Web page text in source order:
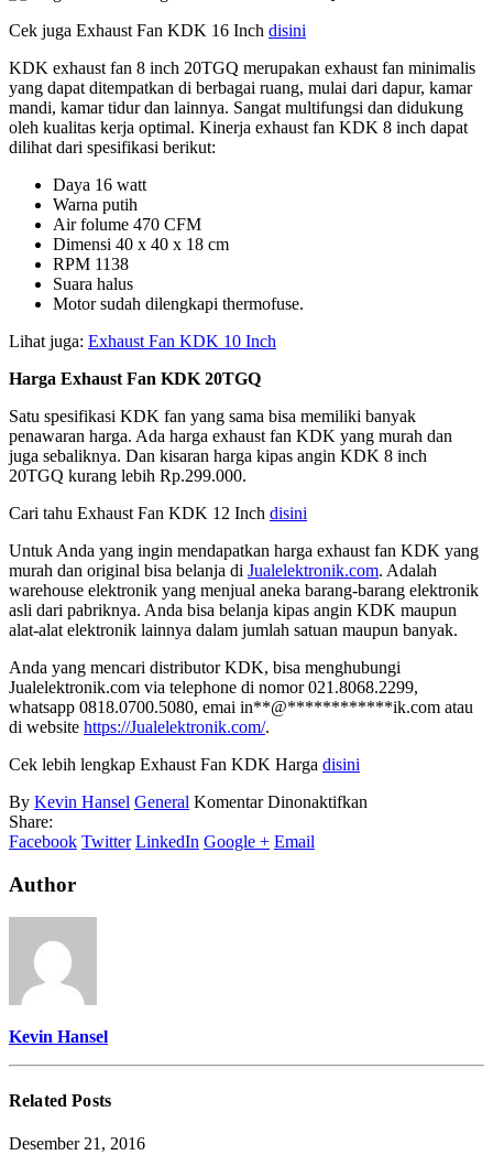
Cek juga Exhaust Fan KDK 16 Inch disini
KDK exhaust fan 8 inch 20TGQ merupakan exhaust fan minimalis
yang dapat ditempatkan di berbagai ruang, mulai dari dapur, kamar
mandi, kamar tidur dan lainnya. Sangat multifungsi dan didukung
oleh kualitas kerja optimal. Kinerja exhaust fan KDK 8 inch dapat
dilihat dari spesifikasi berikut:
Daya 16 watt
Warna putih
Air folume 470 CFM
Dimensi 40 x 40 x 18 cm
RPM 1138
Suara halus
Motor sudah dilengkapi thermofuse.
Lihat juga: Exhaust Fan KDK 10 Inch
Harga Exhaust Fan KDK 20TGQ
Satu spesifikasi KDK fan yang sama bisa memiliki banyak
penawaran harga. Ada harga exhaust fan KDK yang murah dan
juga sebaliknya. Dan kisaran harga kipas angin KDK 8 inch
20TGQ kurang lebih Rp.299.000.
Cari tahu Exhaust Fan KDK 12 Inch disini
Untuk Anda yang ingin mendapatkan harga exhaust fan KDK yang
murah dan original bisa belanja di Jualelektronik.com. Adalah
warehouse elektronik yang menjual aneka barang-barang elektronik
asli dari pabriknya. Anda bisa belanja kipas angin KDK maupun
alat-alat elektronik lainnya dalam jumlah satuan maupun banyak.
Anda yang mencari distributor KDK, bisa menghubungi
Jualelektronik.com via telephone di nomor 021.8068.2299,
whatsapp 0818.0700.5080, emai in**@************ik.com atau
di website https://Jualelektronik.com/.
Cek lebih lengkap Exhaust Fan KDK Harga disini
By Kevin Hansel General Komentar Dinonaktifkan
Share:
Facebook Twitter LinkedIn Google + Email
Author
Kevin Hansel
RelatedPosts
Desember 21, 2016